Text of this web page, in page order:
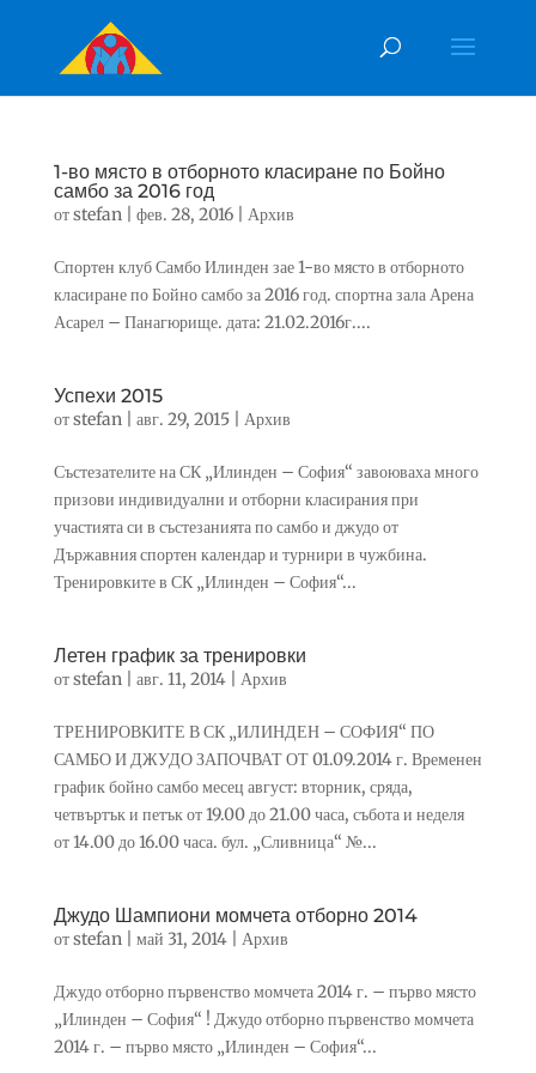
1-во място в отборното класиране по Бойно
самбо за 2016 год
отstefan| фев. 28, 2016| Архив
Спортен клуб Самбо Илинден зае 1-во място в отборното
класиране по Бойно самбо за 2016 год. спортна зала Арена
Асарел – Панагюрище. дата: 21.02.2016г....
Успехи 2015
отstefan| авг. 29, 2015| Архив
Състезателите на СК „Илинден – София“ завоюваха много
призови индивидуални и отборни класирания при
участията си в състезанията по самбо и джудо от
Държавния спортен календар и турнири в чужбина.
Тренировките в СК „Илинден – София“...
Летен график за тренировки
отstefan| авг. 11, 2014| Архив
ТРЕНИРОВКИТЕ В СК „ИЛИНДЕН – СОФИЯ“ ПО
САМБО И ДЖУДО ЗАПОЧВАТ ОТ 01.09.2014 г. Временен
график бойно самбо месец август: вторник, сряда,
четвъртък и петък от 19.00 до 21.00 часа, събота и неделя
от 14.00 до 16.00 часа. бул. „Сливница“ №...
Джудо Шампиони момчета отборно 2014
отstefan| май 31, 2014| Архив
Джудо отборно първенство момчета 2014 г. – първо място
„Илинден – София“ ! Джудо отборно първенство момчета
2014 г. – първо място „Илинден – София“...